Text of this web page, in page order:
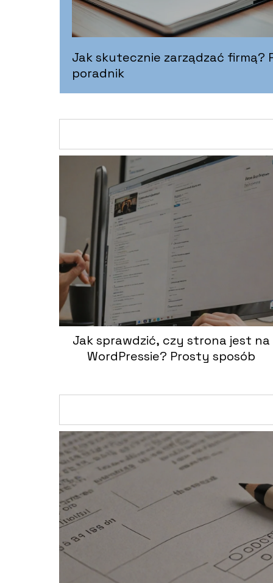
Jak skutecznie zarządzać firmą?
poradnik
Jak sprawdzić, czy strona jest na
WordPressie? Prosty sposób